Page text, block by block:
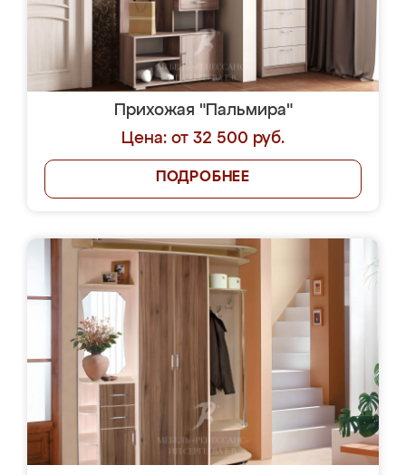
Прихожая "Пальмира"
Цена: от 32 500 руб.
ПОДРОБНЕЕ